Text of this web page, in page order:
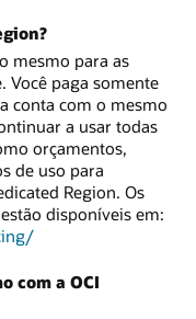
mesmo para as
Você paga somente
conta com o mesmo
a usar todas
orçamentos,
de uso para
Region. Os
disponíveis em:
com a OCI